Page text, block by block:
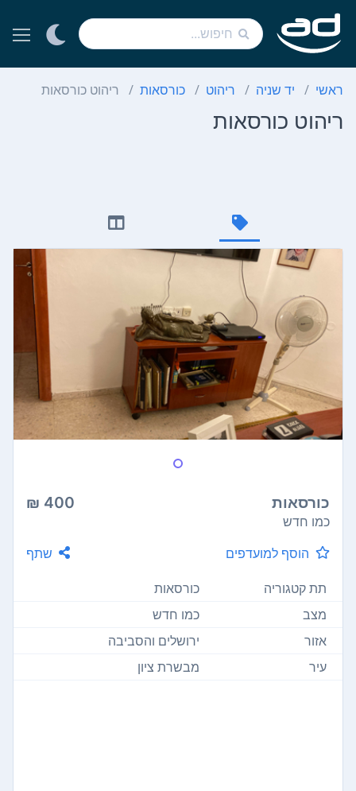
ראשי יד שניה ריהוט כורסאות ריהוט כורסאות
ריהוט כורסאות
כורסאות 400 ₪
כמו חדש
הוסף למועדפים
שתף
תת קטגוריה
כורסאות
מצב
כמו חדש
אזור
ירושלים והסביבה
עיר
מבשרת ציון